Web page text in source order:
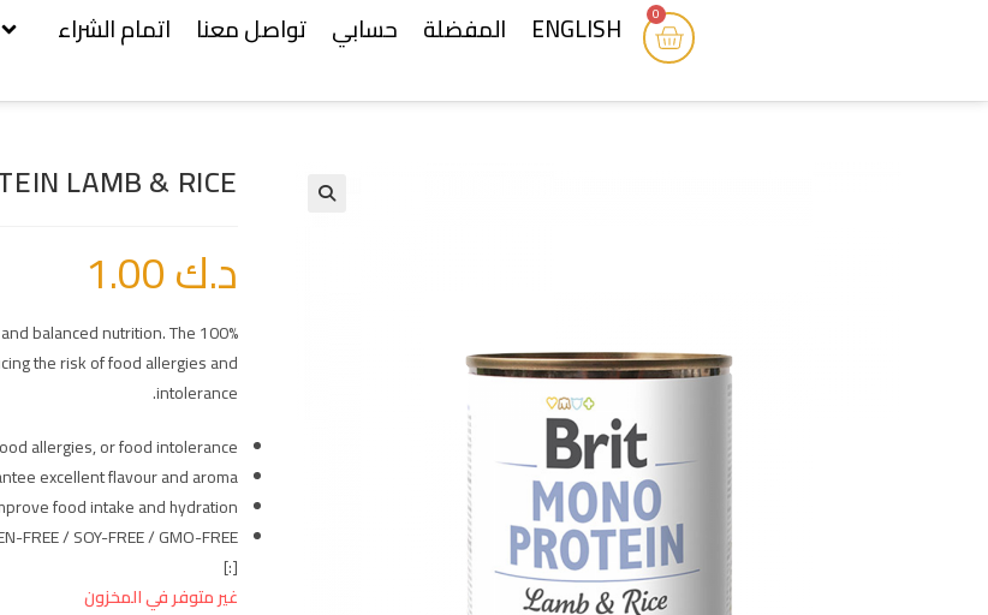
اتمام الشراء تواصل معنا حسابي المفضلة ENGLISH 0
LAMB & RICE
د.ك
and balanced nutrition. The
the risk of food allergies and
intolerance.
allergies, or food intolerance.
excellent flavour and aroma.
food intake and hydration.
FREE / SOY-FREE / GMO-FREE
[:]
غير متوفر في المخزون